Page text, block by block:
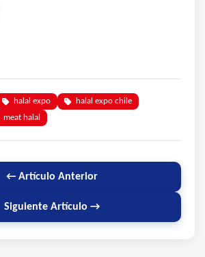
halal expo
halal expo chile
meat halal
← Artículo Anterior
Siguiente Artículo →